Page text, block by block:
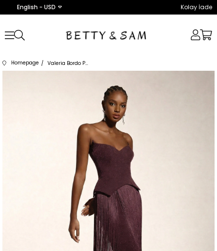
English - USD Kolay İade
Homepage Valeria Bordo Püsküllü Elbise